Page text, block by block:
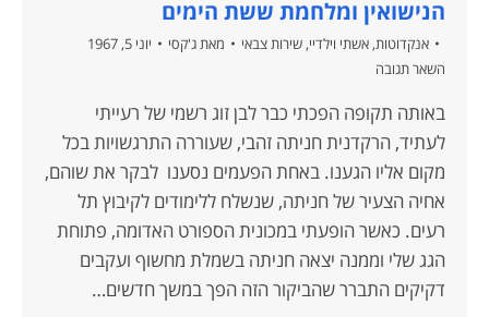
הנישואין ומלחמת ששת הימים
אנקדוטות, אשתי וילדיי, שירות צבאי מאתג'קסי
יוני 5, 1967
השאר תגובה
באותה תקופה הפכתי כבר לבן זוג רשמי של רעייתי
לעתיד, הרקדנית חניתה זהבי, שעוררה התרגשויות בכל
מקום אליו הגענו. באחת הפעמים נסענו לבקר את שוהם,
אחיה הצעיר של חניתה, שנשלח ללימודים לקיבוץ תל
רעים. כאשר הופעתי במכונית הספורט האדומה, פתוחת
הגג שלי וממנה יצאה חניתה בשמלת מחשוף ועקבים
דקיקים התברר שהביקור הזה הפך במשך חדשים…